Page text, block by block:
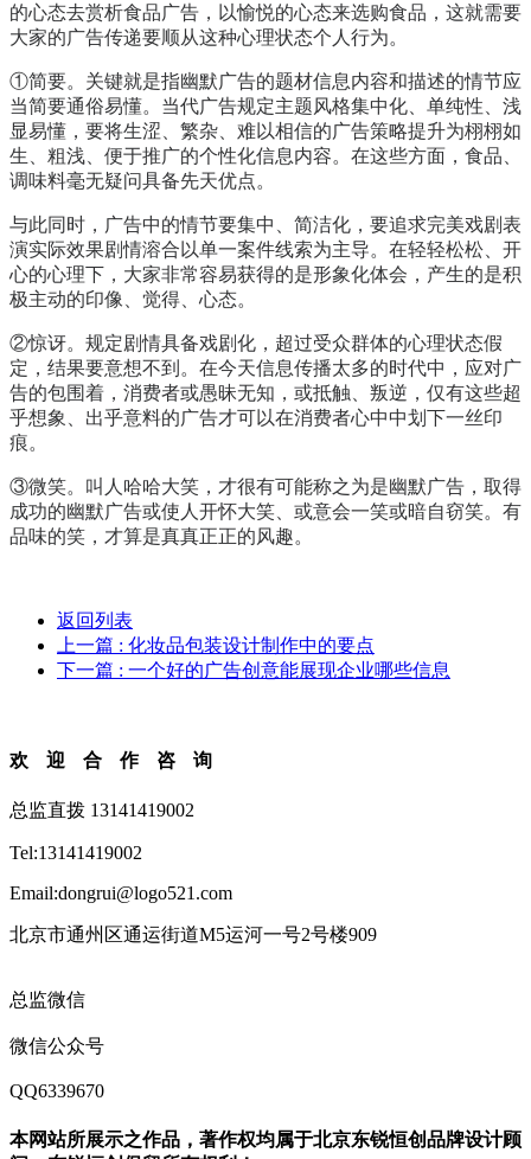
的心态去赏析食品广告，以愉悦的心态来选购食品，这就需要
大家的广告传递要顺从这种心理状态个人行为。
①简要。关键就是指幽默广告的题材信息内容和描述的情节应
当简要通俗易懂。当代广告规定主题风格集中化、单纯性、浅
显易懂，要将生涩、繁杂、难以相信的广告策略提升为栩栩如
生、粗浅、便于推广的个性化信息内容。在这些方面，食品、
调味料毫无疑问具备先天优点。
与此同时，广告中的情节要集中、简洁化，要追求完美戏剧表
演实际效果剧情溶合以单一案件线索为主导。在轻轻松松、开
心的心理下，大家非常容易获得的是形象化体会，产生的是积
极主动的印像、觉得、心态。
②惊讶。规定剧情具备戏剧化，超过受众群体的心理状态假
定，结果要意想不到。在今天信息传播太多的时代中，应对广
告的包围着，消费者或愚昧无知，或抵触、叛逆，仅有这些超
乎想象、出乎意料的广告才可以在消费者心中中划下一丝印
痕。
③微笑。叫人哈哈大笑，才很有可能称之为是幽默广告，取得
成功的幽默广告或使人开怀大笑、或意会一笑或暗自窃笑。有
品味的笑，才算是真真正正的风趣。
返回列表
上一篇 : 化妆品包装设计制作中的要点
下一篇 : 一个好的广告创意能展现企业哪些信息
欢迎合作咨询
总监直拨 13141419002
Tel:13141419002
Email:dongrui@logo521.com
北京市通州区通运街道M5运河一号2号楼909
总监微信
微信公众号
QQ6339670
本网站所展示之作品，著作权均属于北京东锐恒创品牌设计顾